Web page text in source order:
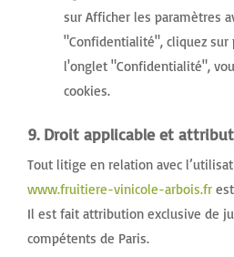
sur Afficher les paramètres
"Confidentialité", cliquez sur
l'onglet "Confidentialité",
cookies.
9. Droit applicable et
Tout litige en relation avec
www.fruitiere-vinicole-arbois.fr
Il est fait attribution exclusive de
compétents de Paris.